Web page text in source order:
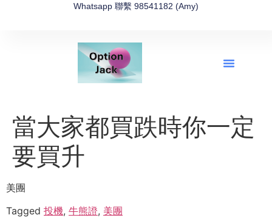
Whatsapp 聯繫 98541182 (Amy)
當大家都買跌時你一定
要買升
美團
Tagged 投機, 牛熊證, 美團